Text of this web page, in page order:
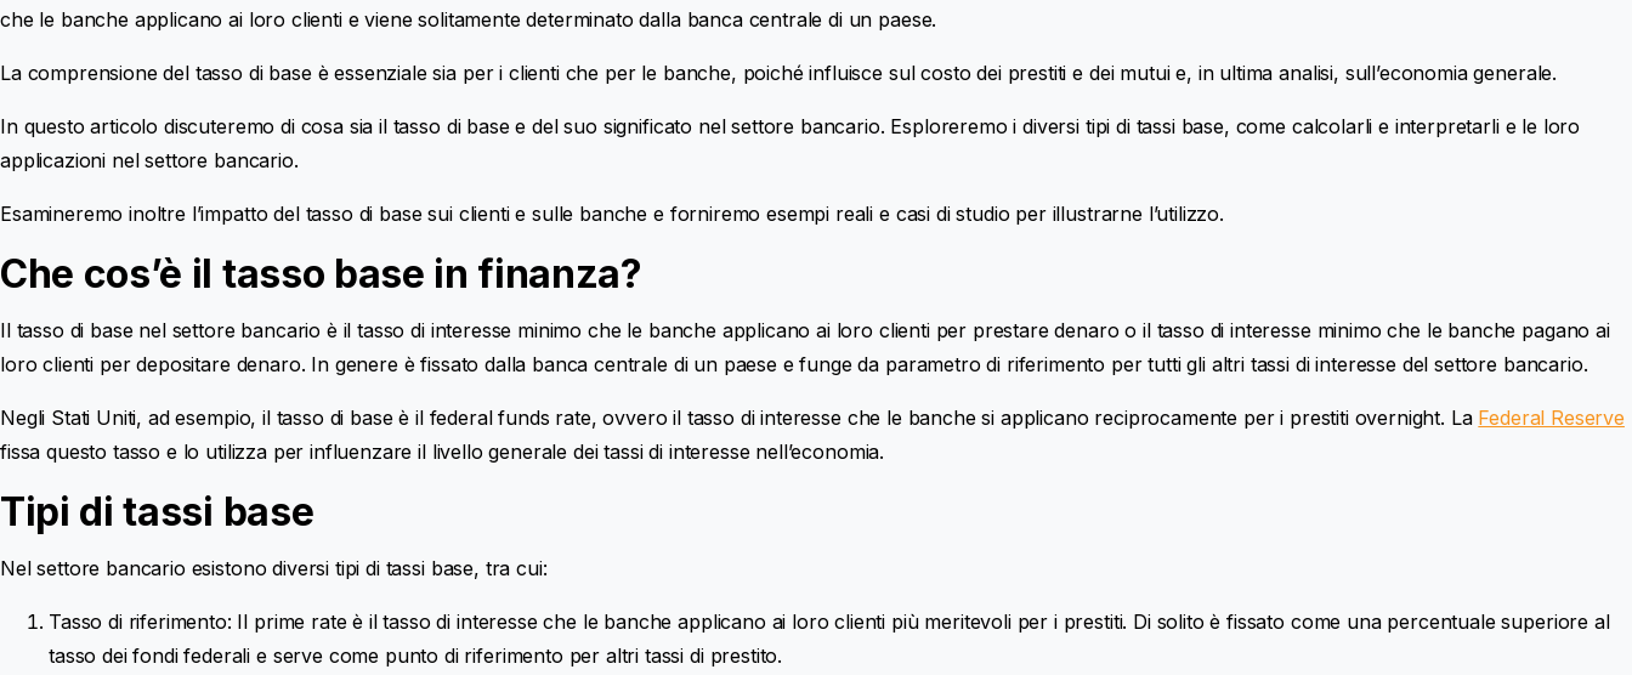
che le banche applicano ai loro clienti e viene solitamente determinato dalla banca centrale di un paese.
La comprensione del tasso di base è essenziale sia per i clienti che per le banche, poiché influisce sul costo dei prestiti e dei mutui e, in ultima analisi, sull’economia generale.
In questo articolo discuteremo di cosa sia il tasso di base e del suo significato nel settore bancario. Esploreremo i diversi tipi di tassi base, come calcolarli e interpretarli e le loro
applicazioni nel settore bancario.
Esamineremo inoltre l’impatto del tasso di base sui clienti e sulle banche e forniremo esempi reali e casi di studio per illustrarne l’utilizzo.
Che cos’è il tasso base in finanza?
Il tasso di base nel settore bancario è il tasso di interesse minimo che le banche applicano ai loro clienti per prestare denaro o il tasso di interesse minimo che le banche pagano ai
loro clienti per depositare denaro. In genere è fissato dalla banca centrale di un paese e funge da parametro di riferimento per tutti gli altri tassi di interesse del settore bancario.
Negli Stati Uniti, ad esempio, il tasso di base è il federal funds rate, ovvero il tasso di interesse che le banche si applicano reciprocamente per i prestiti overnight. La Federal Reserve
fissa questo tasso e lo utilizza per influenzare il livello generale dei tassi di interesse nell’economia.
Tipi di tassi base
Nel settore bancario esistono diversi tipi di tassi base, tra cui:
Tasso di riferimento: Il prime rate è il tasso di interesse che le banche applicano ai loro clienti più meritevoli per i prestiti. Di solito è fissato come una percentuale superiore al
tasso dei fondi federali e serve come punto di riferimento per altri tassi di prestito.